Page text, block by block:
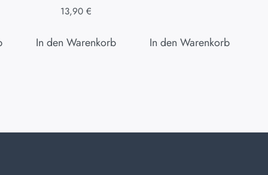
13,90 €
In den Warenkorb In den Warenkorb